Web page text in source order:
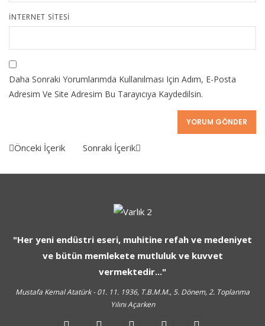
İNTERNET SITESI
Daha Sonraki Yorumlarımda Kullanılması Için Adım, E-Posta
Adresim Ve Site Adresim Bu Tarayıcıya Kaydedilsin.
Önceki İçerik Sonraki İçerik
"Her yeni endüstri eseri, muhitine refah ve medeniyet
ve bütün memlekete mutluluk ve kuvvet
vermektedir..."
Mustafa Kemal Atatürk - 01. 11. 1936, T.B.M.M., 5. Dönem, 2. Toplanma
Yılını Açarken